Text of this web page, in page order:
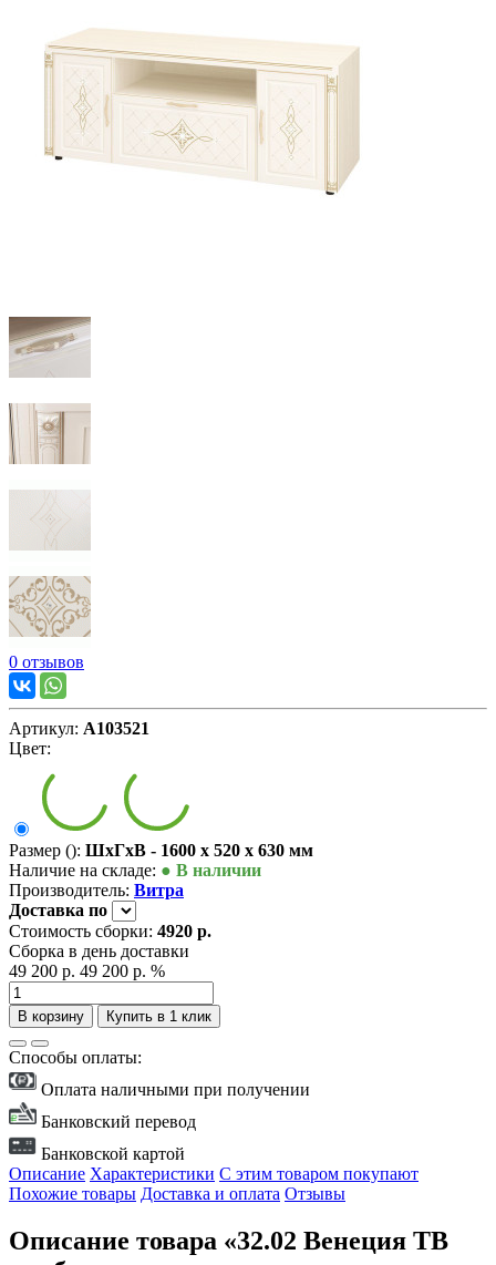
0 отзывов
Артикул: А103521
Цвет:
Размер (): ШxГxВ - 1600 x 520 x 630 мм
Наличие на складе: ● В наличии
Производитель: Витра
Доставка по
Стоимость сборки: 4920 р.
Сборка в день доставки
49 200 р. 49 200 р. %
В корзину Купить в 1 клик
Способы оплаты:
Оплата наличными при получении
Банковский перевод
Банковской картой
Описание Характеристики С этим товаром покупают
Похожие товары Доставка и оплата Отзывы
Описание товара «32.02 Венеция ТВ